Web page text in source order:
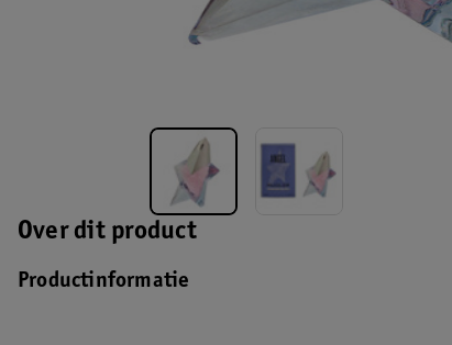
Over dit product
Productinformatie